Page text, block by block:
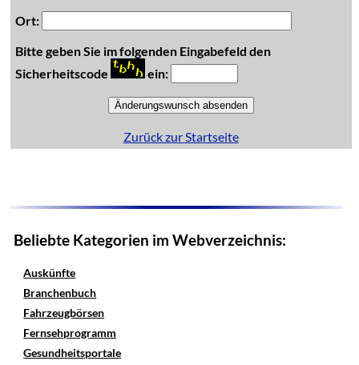
Ort:
Bitte geben Sie im folgenden Eingabefeld den
Sicherheitscode
ein:
Zurück zur Startseite
Beliebte Kategorien im Webverzeichnis:
Auskünfte
Branchenbuch
Fahrzeugbörsen
Fernsehprogramm
Gesundheitsportale